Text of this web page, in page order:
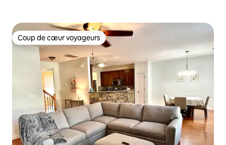
Coup de cœur voyageurs
Coup de cœur voyageurs